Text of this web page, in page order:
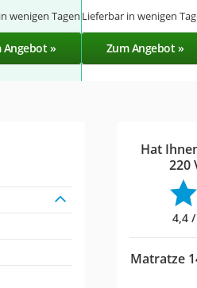
wenigen Tagen Lieferbar in wenigen
Angebot » Zum Angebot »
Hat
220
4,4
Matratze